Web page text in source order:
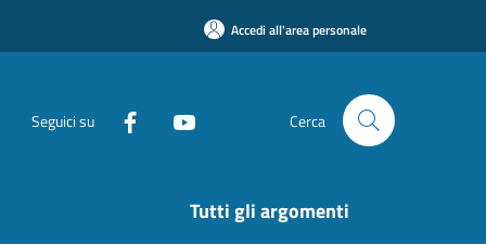
Accedi all'area personale
Seguici su Cerca
Tutti gli argomenti